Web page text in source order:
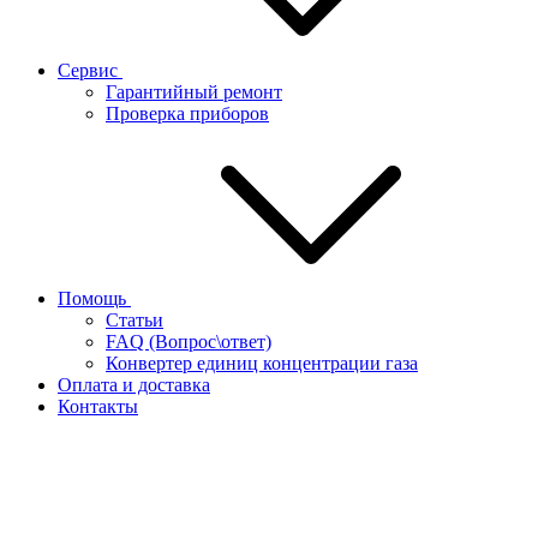
Сервис
Гарантийный ремонт
Проверка приборов
Помощь
Статьи
FAQ (Вопрос\ответ)
Конвертер единиц концентрации газа
Оплата и доставка
Контакты